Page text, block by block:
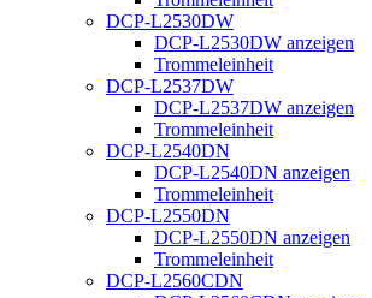
DCP-L2530DW
DCP-L2530DW anzeigen
Trommeleinheit
DCP-L2537DW
DCP-L2537DW anzeigen
Trommeleinheit
DCP-L2540DN
DCP-L2540DN anzeigen
Trommeleinheit
DCP-L2550DN
DCP-L2550DN anzeigen
Trommeleinheit
DCP-L2560CDN